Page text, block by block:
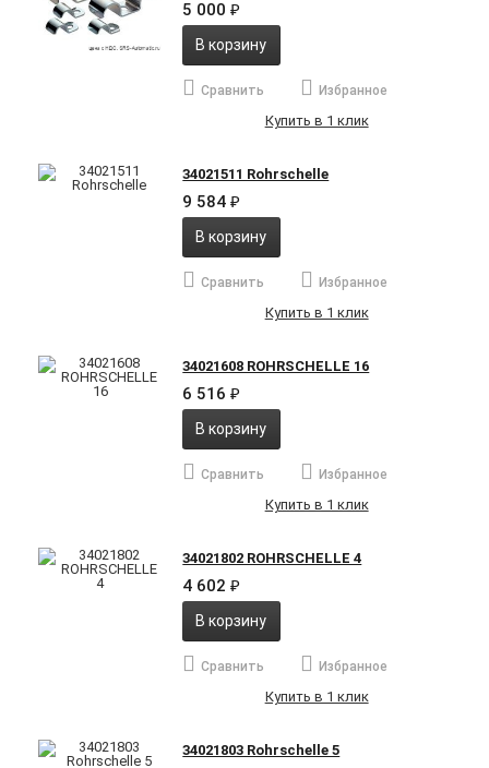
5 000₽
В корзину
Сравнить Избранное
Купить в 1 клик
34021511 Rohrschelle
9 584₽
В корзину
Сравнить Избранное
Купить в 1 клик
34021608 ROHRSCHELLE 16
6 516₽
В корзину
Сравнить Избранное
Купить в 1 клик
34021802 ROHRSCHELLE 4
4 602₽
В корзину
Сравнить Избранное
Купить в 1 клик
34021803 Rohrschelle 5